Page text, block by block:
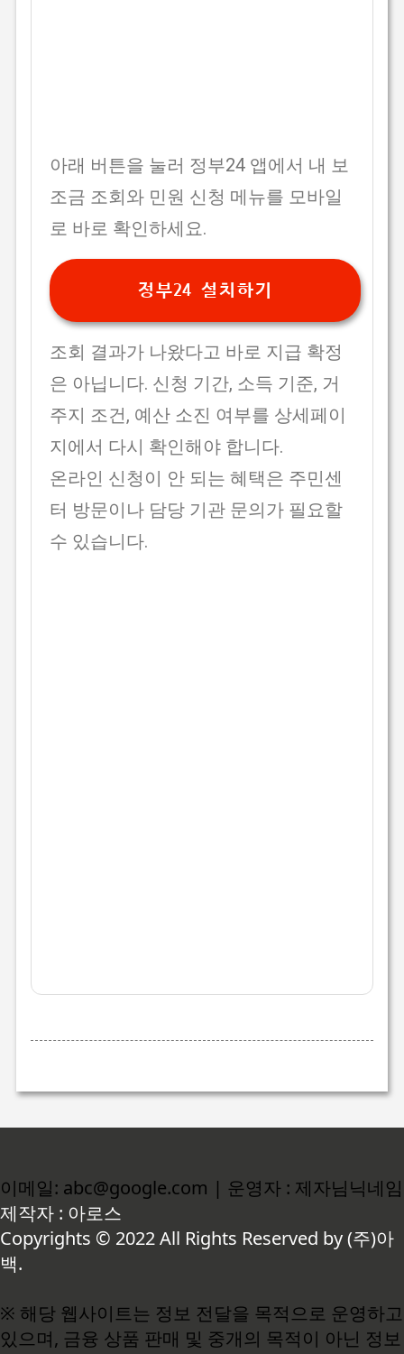
아래 버튼을 눌러 정부24 앱에서 내 보
조금 조회와 민원 신청 메뉴를 모바일
로 바로 확인하세요.
정부24 설치하기
조회 결과가 나왔다고 바로 지급 확정
은 아닙니다. 신청 기간, 소득 기준, 거
주지 조건, 예산 소진 여부를 상세페이
지에서 다시 확인해야 합니다.
온라인 신청이 안 되는 혜택은 주민센
터 방문이나 담당 기관 문의가 필요할
수 있습니다.
이메일: abc@google.com | 운영자 : 제자님닉네임
제작자 : 아로스
Copyrights © 2022 All Rights Reserved by (주)아
백.
※ 해당 웹사이트는 정보 전달을 목적으로 운영하고
있으며, 금융 상품 판매 및 중개의 목적이 아닌 정보